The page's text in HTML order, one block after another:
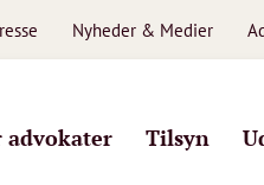
Nyheder & Medier
advokater Tilsyn